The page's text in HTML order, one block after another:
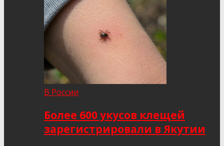
В России
Более 600 укусов клещей
зарегистрировали в Якутии